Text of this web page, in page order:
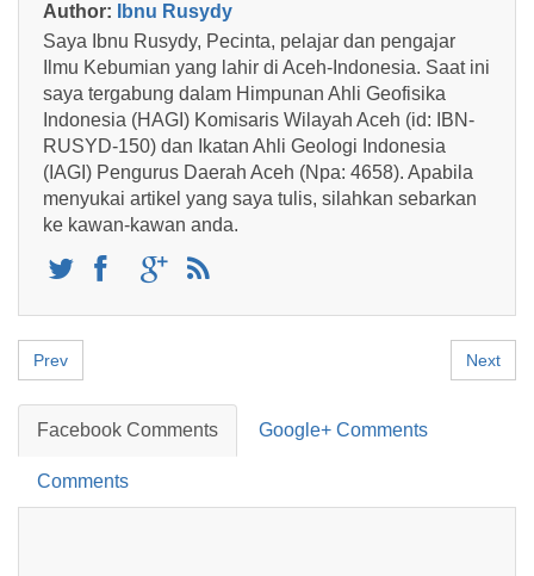
Author:
Ibnu Rusydy
Saya Ibnu Rusydy, Pecinta, pelajar dan pengajar
Ilmu Kebumian yang lahir di Aceh-Indonesia. Saat ini
saya tergabung dalam Himpunan Ahli Geofisika
Indonesia (HAGI) Komisaris Wilayah Aceh (id: IBN-
RUSYD-150) dan Ikatan Ahli Geologi Indonesia
(IAGI) Pengurus Daerah Aceh (Npa: 4658). Apabila
menyukai artikel yang saya tulis, silahkan sebarkan
ke kawan-kawan anda.
Prev Next
Facebook Comments Google+ Comments
Comments